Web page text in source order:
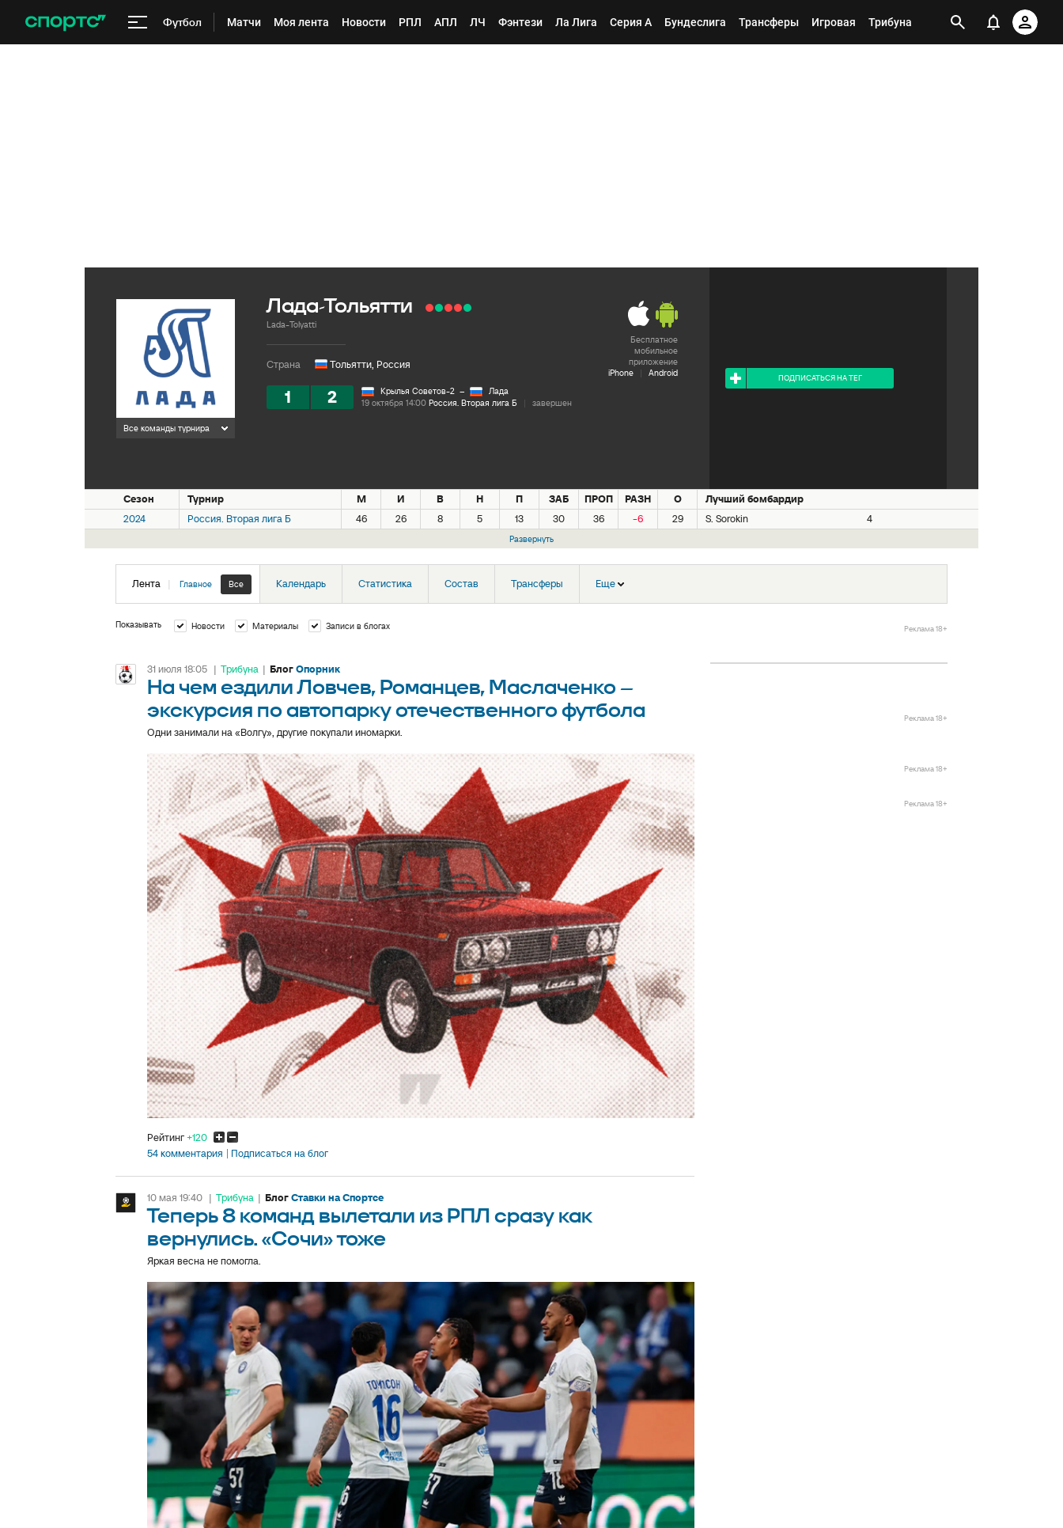
Футбол Матчи Моя лента Новости РПЛ АПЛ ЛЧ Фэнтези Ла Лига Серия А Бундеслига Трансферы Игровая Трибуна
Все команды турнира
Бесплатное
мобильное
приложение
iPhone
| Android
Лада-Тольятти
Lada-Tolyatti
Страна Тольятти, Россия
1 2 Крылья Советов-2 –
Лада
19 октября 14:00 Россия. Вторая лига Б | завершен
ПОДПИСАТЬСЯ НА ТЕГ
Сезон Турнир М И В Н П ЗАБ ПРОП РАЗН О
Лучший бомбардир
2024
Россия. Вторая лига Б 46 26 8 5 13 30 36 -6 29 S. Sorokin 4
Развернуть
Лента | Главное Все Календарь Статистика Состав Трансферы Еще
Показывать Новости Материалы Записи в блогах
31 июля 18:05 | Трибуна | БлогОпорник
На чем ездили Ловчев, Романцев, Маслаченко –
экскурсия по автопарку отечественного футбола
Одни занимали на «Волгу», другие покупали иномарки.
Рейтинг+120
54 комментария
Подписаться на блог
10 мая 19:40 | Трибуна | БлогСтавки на Спортсе
Теперь 8 команд вылетали из РПЛ сразу как
вернулись. «Сочи» тоже
Яркая весна не помогла.
Реклама 18+
Реклама 18+
Реклама 18+
Реклама 18+